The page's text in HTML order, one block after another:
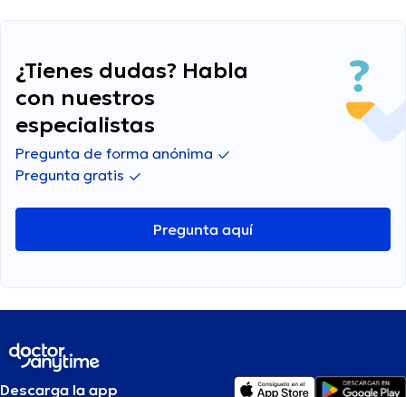
¿Tienes dudas? Habla
con nuestros
especialistas
Pregunta de forma anónima
Pregunta gratis
Pregunta aquí
Descarga la app